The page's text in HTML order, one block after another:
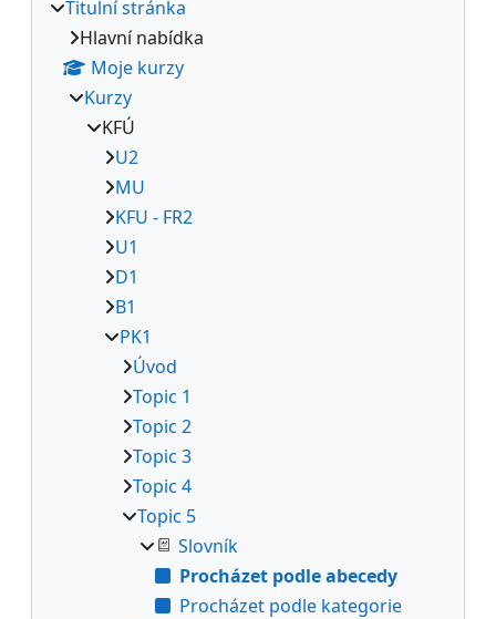
Titulní stránka
Hlavní nabídka
Moje kurzy
Kurzy
KFÚ
U2
MU
KFU - FR2
U1
D1
B1
PK1
Úvod
Topic 1
Topic 2
Topic 3
Topic 4
Topic 5
Slovník
Procházet podle abecedy
Procházet podle kategorie